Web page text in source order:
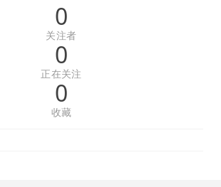
0
关注者
0
正在关注
0
收藏